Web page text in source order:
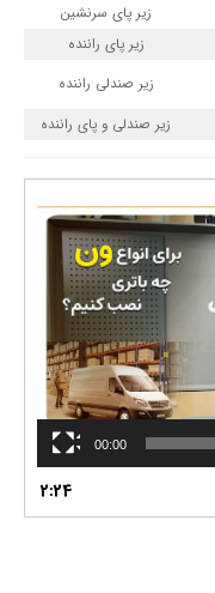
زیر پای سرنشین
زیر پای راننده
زیر صندلی راننده
زیر صندلی و پای راننده
00:00
2:24